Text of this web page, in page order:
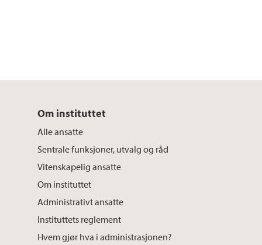
Om instituttet
Alle ansatte
Sentrale funksjoner, utvalg og råd
Vitenskapelig ansatte
Om instituttet
Administrativt ansatte
Instituttets reglement
Hvem gjør hva i administrasjonen?